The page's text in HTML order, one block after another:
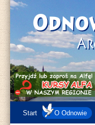
Start O Odnowie